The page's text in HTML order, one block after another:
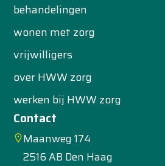
behandelingen
wonen met zorg
vrijwilligers
over HWW zorg
werken bij HWW zorg
Contact
Maanweg 174
2516 AB Den Haag